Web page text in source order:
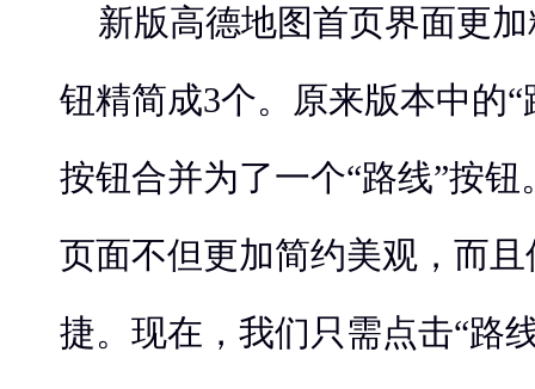
新版高德地图首页界面更
钮精简成3个。原来版本中的“
按钮合并为了一个“路线”按
页面不但更加简约美观，而
捷。现在，我们只需点击“路